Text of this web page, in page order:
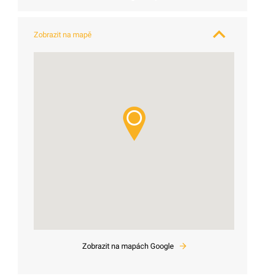
Zobrazit na mapě
Zobrazit na mapách Google